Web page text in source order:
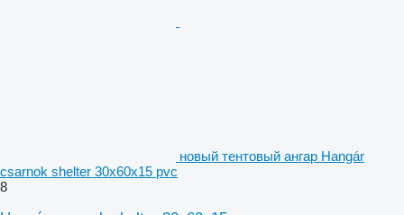
новый тентовый ангар Hangár
csarnok shelter 30x60x15 pvc
8